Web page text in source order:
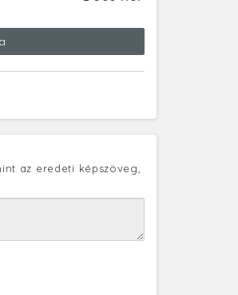
az eredeti képszöveg,